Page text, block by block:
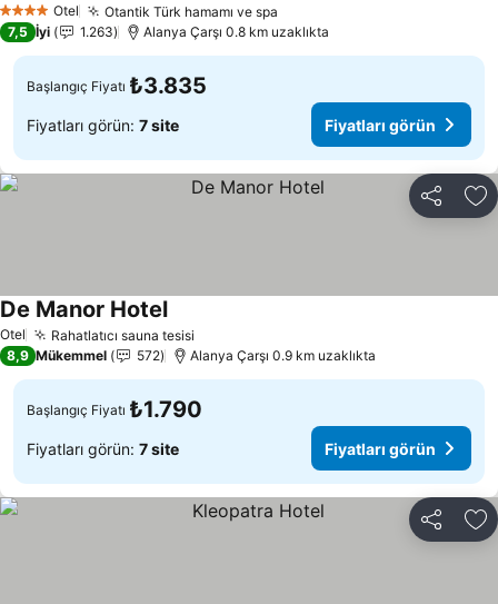
4 Yıldız Otel Otantik Türk hamamı ve spa
7,5 İyi 1.263 Alanya Çarşı 0.8 km uzaklıkta
Başlangıç Fiyatı ₺3.835
Fiyatları görün: 7 site Fiyatları görün
Paylaş
Otel Rahatlatıcı sauna tesisi
De Manor HotelFiyatları görün
8,9 Mükemmel 572 Alanya Çarşı 0.9 km uzaklıkta
Başlangıç Fiyatı ₺1.790
Fiyatları görün: 7 site Fiyatları görün
Paylaş